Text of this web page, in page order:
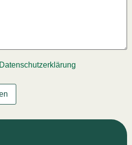
Datenschutzerklärung